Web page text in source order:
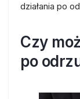
działania po
Czy
po